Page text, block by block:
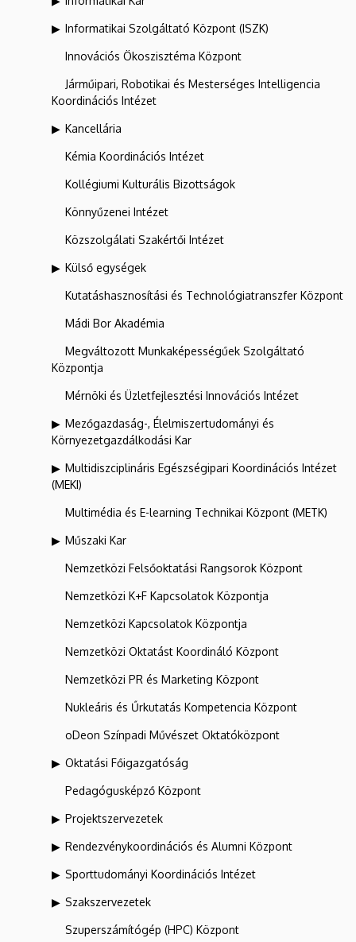
Informatikai Szolgáltató Központ (ISZK)
Innovációs Ökoszisztéma Központ
Járműipari, Robotikai és Mesterséges Intelligencia
Koordinációs Intézet
Kancellária
Kémia Koordinációs Intézet
Kollégiumi Kulturális Bizottságok
Könnyűzenei Intézet
Közszolgálati Szakértői Intézet
Külső egységek
Kutatáshasznosítási és Technológiatranszfer Központ
Mádi Bor Akadémia
Megváltozott Munkaképességűek Szolgáltató
Központja
Mérnöki és Üzletfejlesztési Innovációs Intézet
Mezőgazdaság-, Élelmiszertudományi és
Környezetgazdálkodási Kar
Multidiszciplináris Egészségipari Koordinációs Intézet
(MEKI)
Multimédia és E-learning Technikai Központ (METK)
Műszaki Kar
Nemzetközi Felsőoktatási Rangsorok Központ
Nemzetközi K+F Kapcsolatok Központja
Nemzetközi Kapcsolatok Központja
Nemzetközi Oktatást Koordináló Központ
Nemzetközi PR és Marketing Központ
Nukleáris és Űrkutatás Kompetencia Központ
oDeon Színpadi Művészet Oktatóközpont
Oktatási Főigazgatóság
Pedagógusképző Központ
Projektszervezetek
Rendezvénykoordinációs és Alumni Központ
Sporttudományi Koordinációs Intézet
Szakszervezetek
Szuperszámítógép (HPC) Központ